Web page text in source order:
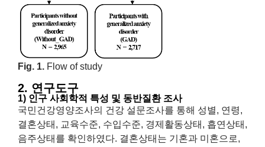
Fig. 1. Flow of study
2. 연구도구
1) 인구 사회학적 특성 및 동반질환 조사
국민건강영양조사의 건강 설문조사를 통해 성별, 연령,
결혼상태, 교육수준, 수입수준, 경제활동상태, 흡연상태,
음주상태를 확인하였다. 결혼상태는 기혼과 미혼으로,